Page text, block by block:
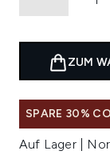
ZUM
SPARE 30%
Auf Lager |